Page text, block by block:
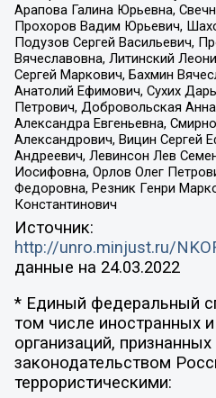
Арапова Галина Юрьевна,
Прохоров Вадим Юрьевич,
Подузов Сергей Васильевич,
Вячеславовна, Литинский
Сергей Маркович, Бахмин
Анатолий Ефимович, Сухих
Петрович, Добровольская
Александра Евгеньевна,
Александрович, Вицин Сергей
Андреевич, Левинсон Лев
Иосифовна, Орлов Олег
Федоровна, Резник Генри
Константинович
Источник:
http://unro.minjust.ru/
данные на 24.03.2022
* Единый федеральный
том числе иностранных
организаций,
законодательством
террористическими: